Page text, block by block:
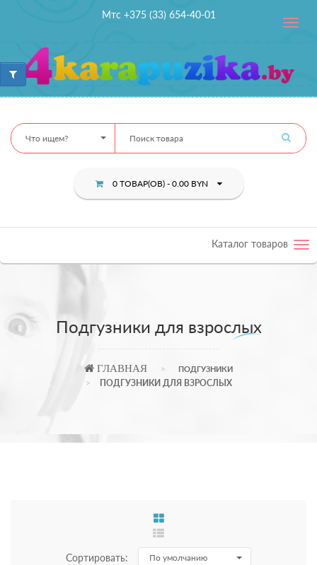
Мтс +375 (33) 654-40-01
Toggle
Что ищем?
0 ТОВАР(ОВ) - 0.00 BYN
Каталог товаров
Подгузники для взрослых
ГЛАВНАЯ ПОДГУЗНИКИ
ПОДГУЗНИКИ ДЛЯ ВЗРОСЛЫХ
Сортировать: По умолчанию